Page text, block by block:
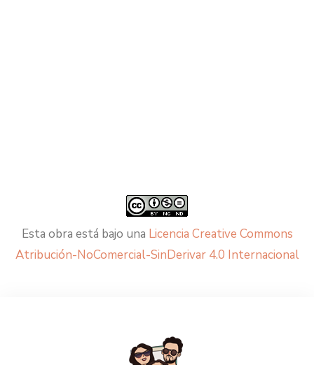
Esta obra está bajo una Licencia Creative Commons
Atribución-NoComercial-SinDerivar 4.0 Internacional